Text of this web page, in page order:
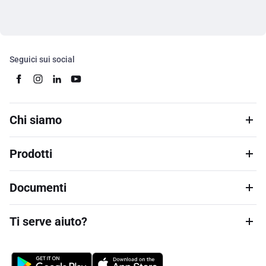
Seguici sui social
Chi siamo
Prodotti
Documenti
Ti serve aiuto?